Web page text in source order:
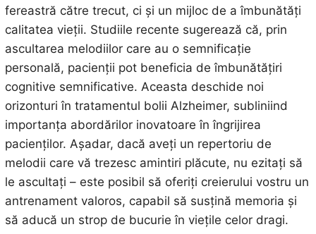
fereastră către trecut, ci și un mijloc de a îmbunătăți
calitatea vieții. Studiile recente sugerează că, prin
ascultarea melodiilor care au o semnificație
personală, pacienții pot beneficia de îmbunătățiri
cognitive semnificative. Aceasta deschide noi
orizonturi în tratamentul bolii Alzheimer, subliniind
importanța abordărilor inovatoare în îngrijirea
pacienților. Așadar, dacă aveți un repertoriu de
melodii care vă trezesc amintiri plăcute, nu ezitați să
le ascultați – este posibil să oferiți creierului vostru un
antrenament valoros, capabil să susțină memoria și
să aducă un strop de bucurie în viețile celor dragi.